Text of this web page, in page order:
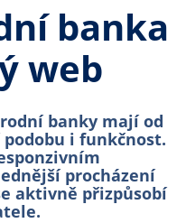
banka
web
banky mají od
i funkčnost.
procházení
aktivně přizpůsobí